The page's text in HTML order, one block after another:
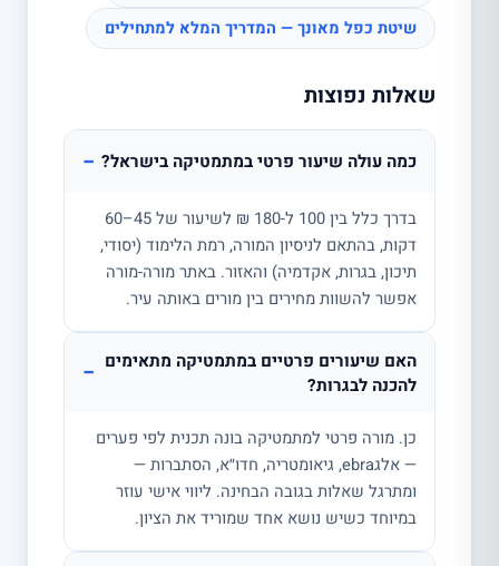
שיטת כפל מאונך — המדריך המלא למתחילים
שאלות נפוצות
כמה עולה שיעור פרטי במתמטיקה בישראל? −
בדרך כלל בין 100 ל-180 ₪ לשיעור של 45–60
דקות, בהתאם לניסיון המורה, רמת הלימוד (יסודי,
תיכון, בגרות, אקדמיה) והאזור. באתר מורה-מורה
אפשר להשוות מחירים בין מורים באותה עיר.
האם שיעורים פרטיים במתמטיקה מתאימים
להכנה לבגרות?
−
כן. מורה פרטי למתמטיקה בונה תכנית לפי פערים
— אלגebra, גיאומטריה, חדו״א, הסתברות —
ומתרגל שאלות בגובה הבחינה. ליווי אישי עוזר
במיוחד כשיש נושא אחד שמוריד את הציון.